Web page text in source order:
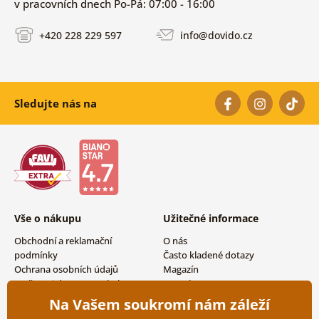
v pracovních dnech Po-Pá: 07:00 - 16:00
+420 228 229 597 info@dovido.cz
Sledujte nás na
Vše o nákupu
Obchodní a reklamační
podmínky
Ochrana osobních údajů
Možnosti dopravy a platby
Vrácení zboží
Užitečné informace
O nás
Často kladené dotazy
Magazín
Kontakty
Velkoobchodní spolupráce
Na Vašem soukromí nám záleží